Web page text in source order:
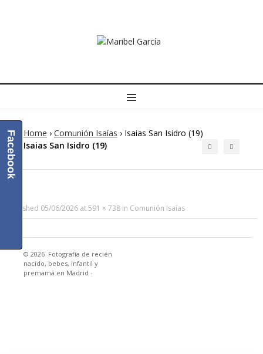
MENU
Home › Comunión Isaías › Isaias San Isidro (19)
Isaias San Isidro (19)
Published 05/06/2026 at591 × 738 in Comunión Isaías
© 2026 Fotografía de recién
nacido, bebes, infantil y
premamá en Madrid ·
Facebook